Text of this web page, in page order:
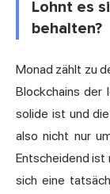
Lohnt es
behalten?
Monad zählt zu
Blockchains der
solide ist und
also nicht nur
Entscheidend ist
sich eine